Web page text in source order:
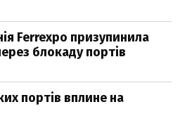
Ferrexpo призупинила
блокаду портів
портів вплине на